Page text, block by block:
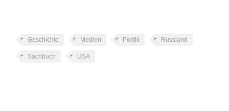
Geschichte Medien Politik Russland
Sachbuch USA